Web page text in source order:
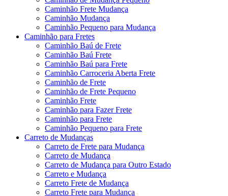
Caminhão Frete Mudança
Caminhão Mudança
Caminhão Pequeno para Mudança
Caminhão para Fretes
Caminhão Baú de Frete
Caminhão Baú Frete
Caminhão Baú para Frete
Caminhão Carroceria Aberta Frete
Caminhão de Frete
Caminhão de Frete Pequeno
Caminhão Frete
Caminhão para Fazer Frete
Caminhão para Frete
Caminhão Pequeno para Frete
Carreto de Mudanças
Carreto de Frete para Mudança
Carreto de Mudança
Carreto de Mudança para Outro Estado
Carreto e Mudança
Carreto Frete de Mudança
Carreto Frete para Mudança